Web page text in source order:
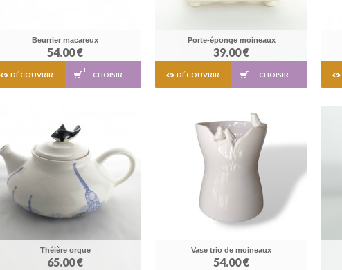
Beurrier macareux
54.00 €
DÉCOUVRIR CHOISIR
Porte-éponge moineaux
39.00 €
DÉCOUVRIR CHOISIR
Théière orque
65.00 €
Vase trio de moineaux
54.00 €